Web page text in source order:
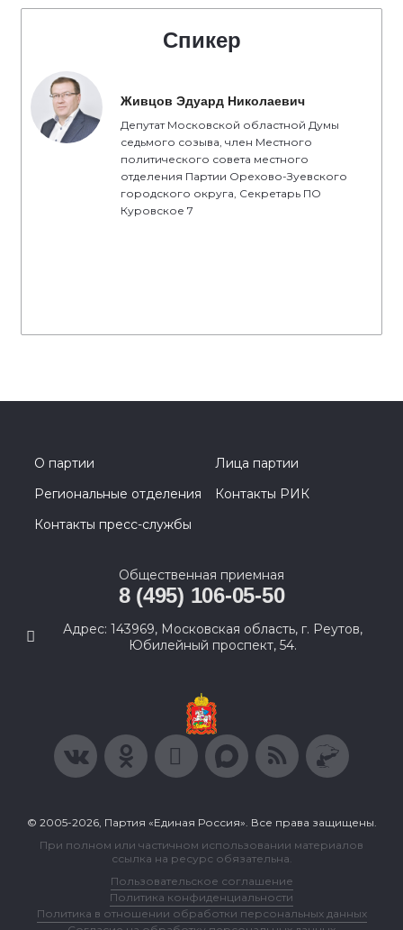
Спикер
Живцов Эдуард Николаевич
Депутат Московской областной Думы
седьмого созыва, член Местного
политического совета местного
отделения Партии Орехово-Зуевского
городского округа, Секретарь ПО
Куровское 7
О партии
Лица партии
Региональные отделения
Контакты РИК
Контакты пресс-службы
Общественная приемная
8 (495) 106-05-50
Адрес: 143969, Московская область, г. Реутов,
Юбилейный проспект, 54.
© 2005-2026, Партия «Единая Россия». Все права защищены.
При полном или частичном использовании материалов
ссылка на ресурс обязательна.
Пользовательское соглашение
Политика конфиденциальности
Политика в отношении обработки персональных данных